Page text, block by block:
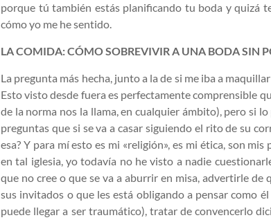
porque tú también estás planificando tu boda y quizá
cómo yo me he sentido.
LA COMIDA: CÓMO SOBREVIVIR A UNA BODA SIN
La pregunta más hecha, junto a la de si me iba a
Esto visto desde fuera es perfectamente comprensible
de la norma nos la llama, en cualquier ámbito), pero si
preguntas que si se va a casar siguiendo el rito de su
esa? Y para mí esto es mi «religión», es mi ética, son
en tal iglesia, yo todavía no he visto a nadie
que no cree o que se va a aburrir en misa, advertirle
sus invitados o que les está obligando a pensar como
puede llegar a ser traumático), tratar de convencerlo